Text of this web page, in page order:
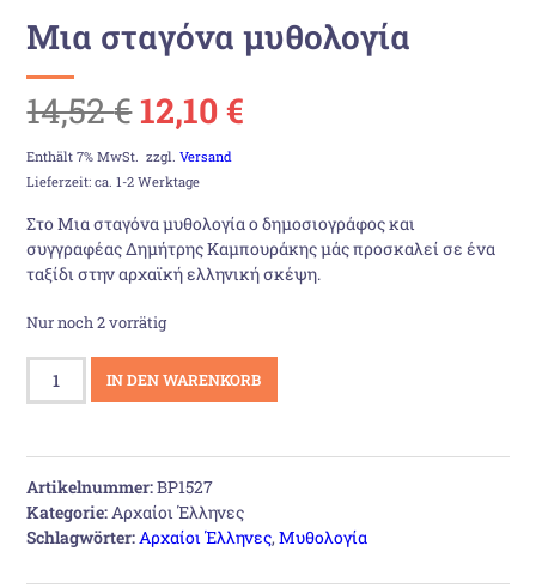
Μια σταγόνα μυθολογία
14,52€ Ursprünglicher
Preis
war:
14,52 €
12,10€
ist:
12,10 €.
Enthält 7% MwSt. zzgl.Versand
Lieferzeit: ca. 1-2 Werktage
Στο Μια σταγόνα μυθολογία ο δημοσιογράφος και
συγγραφέας Δημήτρης Καμπουράκης μάς προσκαλεί σε ένα
ταξίδι στην αρχαϊκή ελληνική σκέψη.
Nur noch 2 vorrätig
Μια
σταγόνα
IN DEN WARENKORB
Artikelnummer:BP1527
Kategorie:Αρχαίοι Έλληνες
Schlagwörter:Αρχαίοι Έλληνες,Μυθολογία